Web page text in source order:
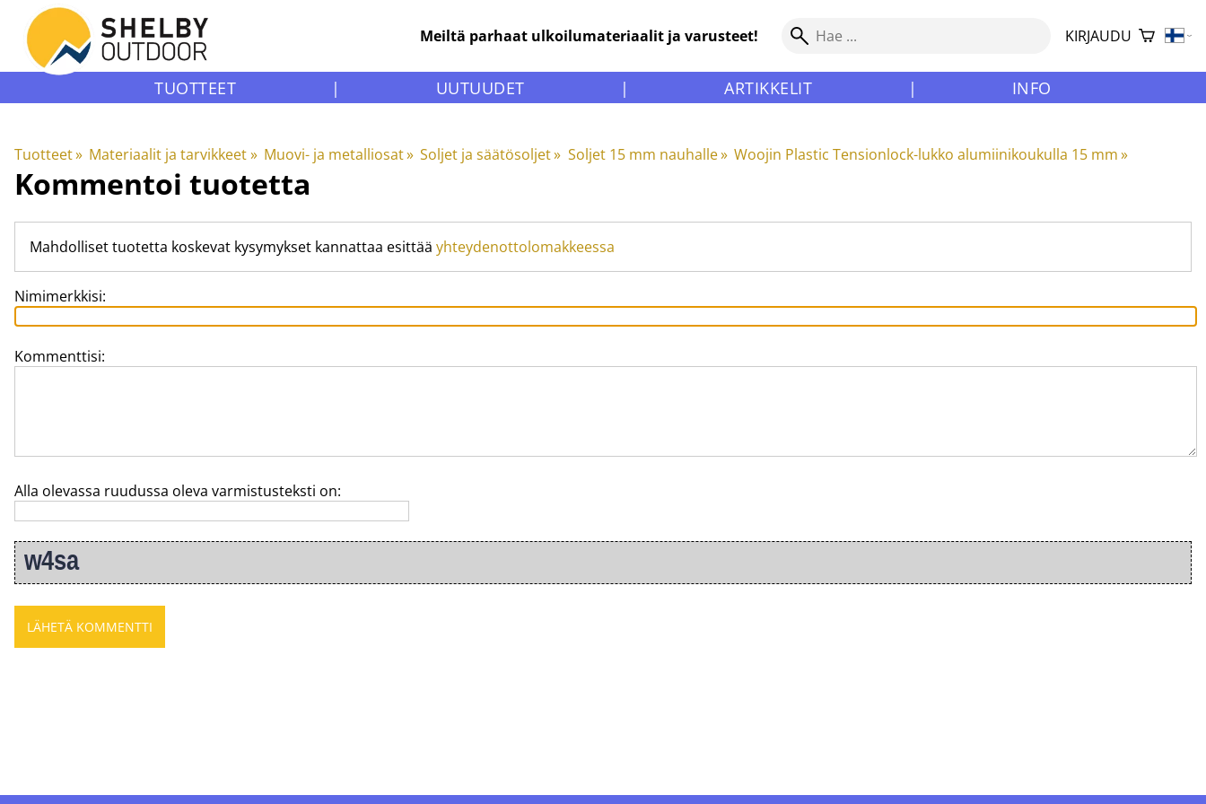
Meiltä parhaat ulkoilumateriaalit ja varusteet! KIRJAUDU
TUOTTEET | UUTUUDET | ARTIKKELIT | INFO
Tuotteet‪» Materiaalit ja tarvikkeet‪» Muovi- ja metalliosat‪» Soljet ja säätösoljet‪» Soljet 15 mm nauhalle‪» Woojin Plastic Tensionlock-lukko alumiinikoukulla 15 mm‪»
Kommentoi tuotetta
Mahdolliset tuotetta koskevat kysymykset kannattaa esittää yhteydenottolomakkeessa
Nimimerkkisi:
Kommenttisi:
Alla olevassa ruudussa oleva varmistusteksti on: